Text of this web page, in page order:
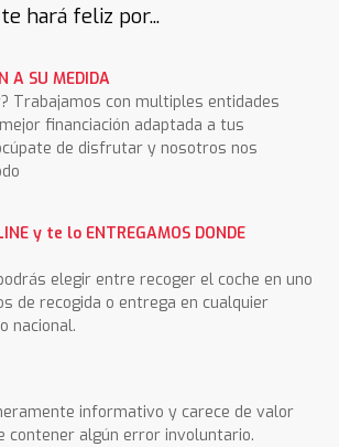
hará feliz por...
A SU MEDIDA
Trabajamos con multiples entidades
financiación adaptada a tus
de disfrutar y nosotros nos
y te lo ENTREGAMOS DONDE
elegir entre recoger el coche en uno
de recogida o entrega en cualquier
nacional.
informativo y carece de valor
contener algún error involuntario.